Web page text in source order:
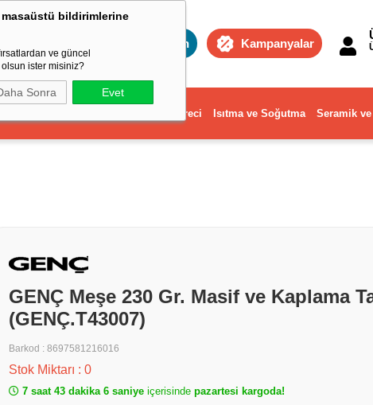
bildirimlerine
ve güncel
ister misiniz?
Sonra Evet
Toptan Kampanyalar
Dekorasyon ve Ev Gereci Isıtma ve Soğutma Seramik
GENÇ Meşe 230 Gr. Masif ve Kaplama
(GENÇ.T43007)
Barkod : 8697581216016
Stok Miktarı : 0
7 saat 43 dakika 5 saniye içerisinde pazartesi kargoda!